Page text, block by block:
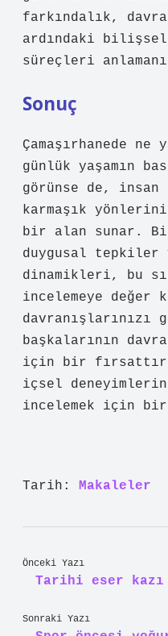
farkındalık,
ardındaki bilişsel
süreçleri
Sonuç
Çamaşırhanede ne
günlük yaşamın
görünse de,
karmaşık
bir alan sunar.
duygusal tepkiler
dinamikleri, bu
incelemeye değer
davranışlarınızı
başkalarının
için bir
içsel
incelemek için bir
Tarih: Makaleler
Önceki Yazı
Tarihi eser
Sonraki Yazı